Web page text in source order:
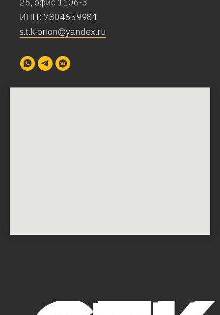
25, офис 1106-3
ИНН: 7804659981
s.t.k-orion@yandex.ru